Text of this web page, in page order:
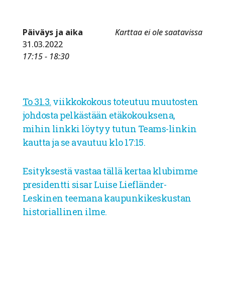
Karttaa ei ole saatavissa
Päiväys ja aika
31.03.2022
17:15 - 18:30
To 31.3. viikkokokous toteutuu muutosten
johdosta pelkästään etäkokouksena,
mihin linkki löytyy tutun Teams-linkin
kautta ja se avautuu klo 17:15.
Esityksestä vastaa tällä kertaa klubimme
presidentti sisar Luise Liefländer-
Leskinen teemana kaupunkikeskustan
historiallinen ilme.